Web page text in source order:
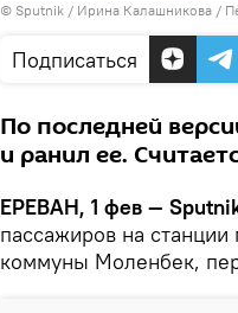
© Sputnik / Ирина Калашникова /
Подписаться
По последней
и ранил ее.
ЕРЕВАН, 1 фев —
пассажиров на
коммуны Моленбек,